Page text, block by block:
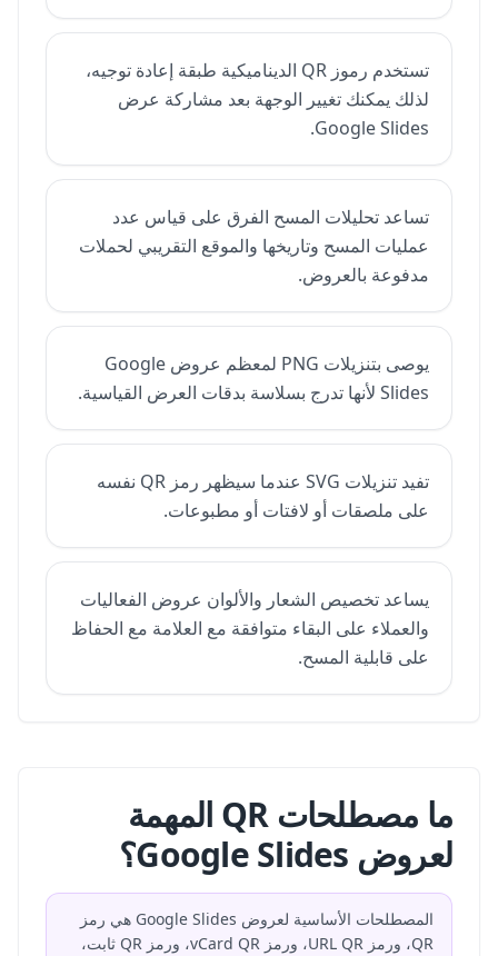
تستخدم رموز QR الديناميكية طبقة إعادة توجيه،
لذلك يمكنك تغيير الوجهة بعد مشاركة عرض
Google Slides.
تساعد تحليلات المسح الفرق على قياس عدد
عمليات المسح وتاريخها والموقع التقريبي لحملات
مدفوعة بالعروض.
يوصى بتنزيلات PNG لمعظم عروض Google
Slides لأنها تدرج بسلاسة بدقات العرض القياسية.
تفيد تنزيلات SVG عندما سيظهر رمز QR نفسه
على ملصقات أو لافتات أو مطبوعات.
يساعد تخصيص الشعار والألوان عروض الفعاليات
والعملاء على البقاء متوافقة مع العلامة مع الحفاظ
على قابلية المسح.
ما مصطلحات QR المهمة
لعروض Google Slides؟
المصطلحات الأساسية لعروض Google Slides هي رمز
QR، ورمز URL QR، ورمز vCard QR، ورمز QR ثابت،